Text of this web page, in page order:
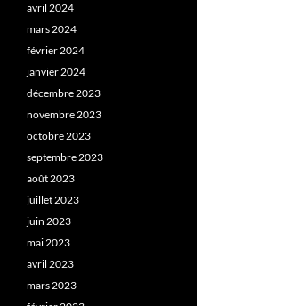
avril 2024
mars 2024
février 2024
janvier 2024
décembre 2023
novembre 2023
octobre 2023
septembre 2023
août 2023
juillet 2023
juin 2023
mai 2023
avril 2023
mars 2023